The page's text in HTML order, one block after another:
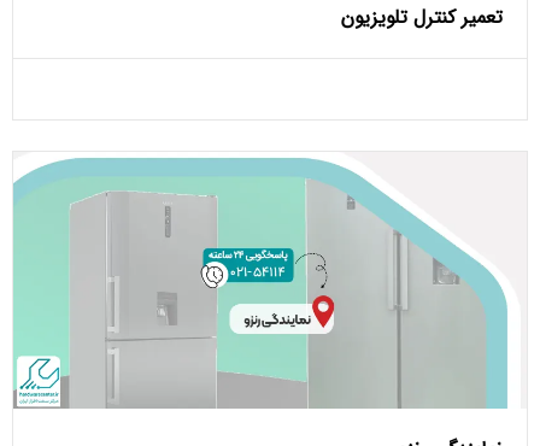
تعمیر کنترل تلویزیون